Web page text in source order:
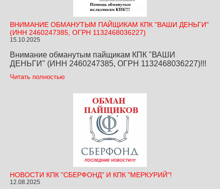
ВНИМАНИЕ ОБМАНУТЫМ ПАЙЩИКАМ КПК "ВАШИ ДЕНЬГИ"
(ИНН 2460247385, ОГРН 1132468036227)
15.10.2025
Внимание обманутым пайщикам КПК "ВАШИ
ДЕНЬГИ" (ИНН 2460247385, ОГРН 1132468036227)!!!
Читать полностью
НОВОСТИ КПК "СБЕРФОНД" И КПК "МЕРКУРИЙ"!
12.08.2025